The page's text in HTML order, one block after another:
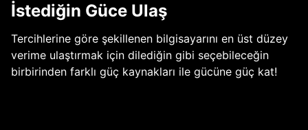
İstediğin Güce Ulaş
Tercihlerine göre şekillenen bilgisayarını en üst düzey
verime ulaştırmak için dilediğin gibi seçebileceğin
birbirinden farklı güç kaynakları ile gücüne güç kat!